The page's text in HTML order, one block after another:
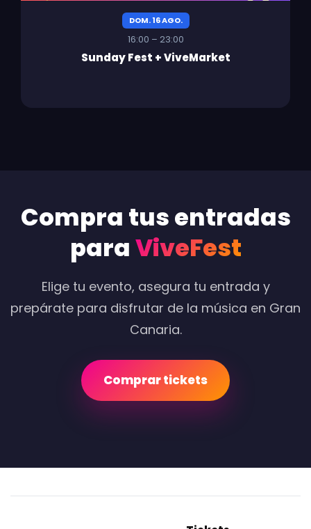
DOM. 16 AGO.
16:00 – 23:00
Sunday Fest + ViveMarket
Compra tus entradas
paraViveFest
Elige tu evento, asegura tu entrada y
prepárate para disfrutar de la música en Gran
Canaria.
Comprar tickets